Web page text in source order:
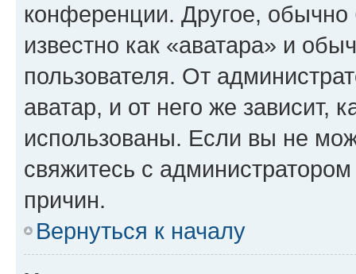
конференции. Другое,
известно как «аватара» и
пользователя. От
аватар, и от него же зависит,
использованы. Если вы не
свяжитесь с
причин.
Вернуться к началу